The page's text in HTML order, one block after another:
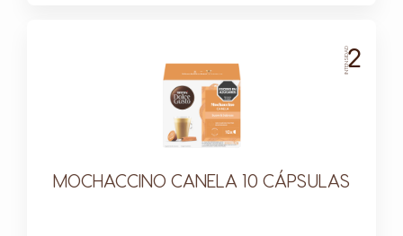
INTENSIDAD2
MOCHACCINO CANELA 10 CÁPSULAS